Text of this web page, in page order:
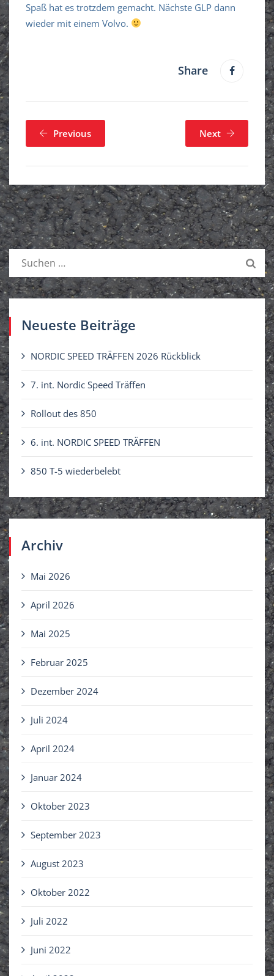
Spaß hat es trotzdem gemacht. Nächste GLP dann
wieder mit einem Volvo.
Share
Previous Next
c
e
n
Neueste Beiträge
NORDIC SPEED TRÄFFEN 2026 Rückblick
7. int. Nordic Speed Träffen
Rollout des 850
6. int. NORDIC SPEED TRÄFFEN
850 T-5 wiederbelebt
Archiv
Mai 2026
April 2026
Mai 2025
Februar 2025
Dezember 2024
Juli 2024
April 2024
Januar 2024
Oktober 2023
September 2023
August 2023
Oktober 2022
Juli 2022
Juni 2022